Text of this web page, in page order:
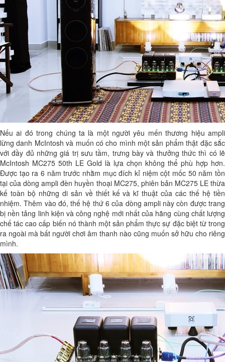
Nếu ai đó trong chúng ta là một người yêu mến thương hiệu ampli
lừng danh McIntosh và muốn có cho mình một sản phẩm thật đặc sắc
với đầy đủ những giá trị sưu tầm, trưng bày và thưởng thức thì có lẽ
McIntosh MC275 50th LE Gold là lựa chọn không thể phù hợp hơn.
Được tạo ra 6 năm trước nhằm mục đích kỉ niệm cột mốc 50 năm tồn
tại của dòng ampli đèn huyền thoại MC275, phiên bản MC275 LE thừa
kế toàn bộ những di sản về thiết kế và kĩ thuật của các thế hệ tiền
nhiệm. Thêm vào đó, thế hệ thứ 6 của dòng ampli này còn được trang
bị nền tảng linh kiện và công nghệ mới nhất của hãng cùng chất lượng
chế tác cao cấp biến nó thành một sản phẩm thực sự đặc biệt từ trong
ra ngoài mà bất người chơi âm thanh nào cũng muốn sở hữu cho riêng
mình.